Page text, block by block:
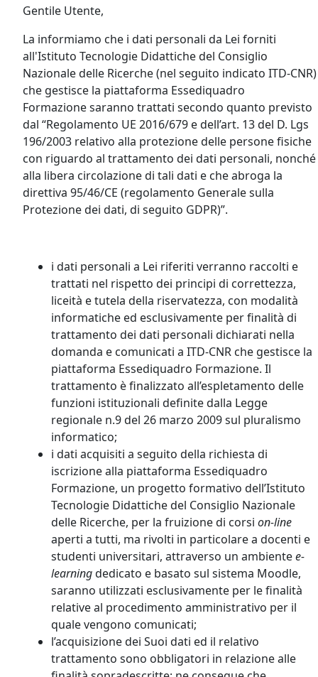
Gentile Utente,
La informiamo che i dati personali da Lei forniti
all'Istituto Tecnologie Didattiche del Consiglio
Nazionale delle Ricerche (nel seguito indicato ITD-CNR)
che gestisce la piattaforma Essediquadro
Formazione saranno trattati secondo quanto previsto
dal “Regolamento UE 2016/679 e dell’art. 13 del D. Lgs
196/2003 relativo alla protezione delle persone fisiche
con riguardo al trattamento dei dati personali, nonché
alla libera circolazione di tali dati e che abroga la
direttiva 95/46/CE (regolamento Generale sulla
Protezione dei dati, di seguito GDPR)”.
i dati personali a Lei riferiti verranno raccolti e
trattati nel rispetto dei principi di correttezza,
liceità e tutela della riservatezza, con modalità
informatiche ed esclusivamente per finalità di
trattamento dei dati personali dichiarati nella
domanda e comunicati a ITD-CNR che gestisce la
piattaforma Essediquadro Formazione. Il
trattamento è finalizzato all’espletamento delle
funzioni istituzionali definite dalla Legge
regionale n.9 del 26 marzo 2009 sul pluralismo
informatico;
i dati acquisiti a seguito della richiesta di
iscrizione alla piattaforma Essediquadro
Formazione, un progetto formativo dell’Istituto
Tecnologie Didattiche del Consiglio Nazionale
delle Ricerche, per la fruizione di corsi on-line
aperti a tutti, ma rivolti in particolare a docenti e
studenti universitari, attraverso un ambientee-
learningdedicato e basato sul sistema Moodle,
saranno utilizzati esclusivamente per le finalità
relative al procedimento amministrativo per il
quale vengono comunicati;
l’acquisizione dei Suoi dati ed il relativo
trattamento sono obbligatori in relazione alle